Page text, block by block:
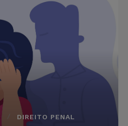
DIREITO PENAL